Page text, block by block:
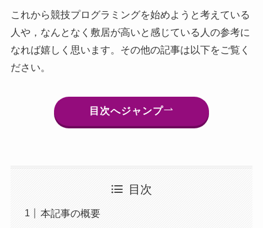
これから競技プログラミングを始めようと考えている
人や，なんとなく敷居が高いと感じている人の参考に
なれば嬉しく思います。その他の記事は以下をご覧く
ださい。
目次へジャンプ
目次
本記事の概要